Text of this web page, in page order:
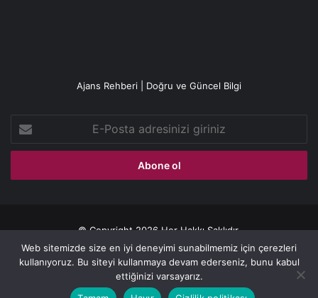
Ajans Rehberi | Doğru ve Güncel Bilgi
Posta
adresinizi
© Copyright 2026 Her Hakkı Saklıdır.
Gizlilik politikası
Facebook
X YouTubeInstagram
Web sitemizde size en iyi deneyimi sunabilmemiz için çerezleri
kullanıyoruz. Bu siteyi kullanmaya devam ederseniz, bunu kabul
ettiğinizi varsayarız.